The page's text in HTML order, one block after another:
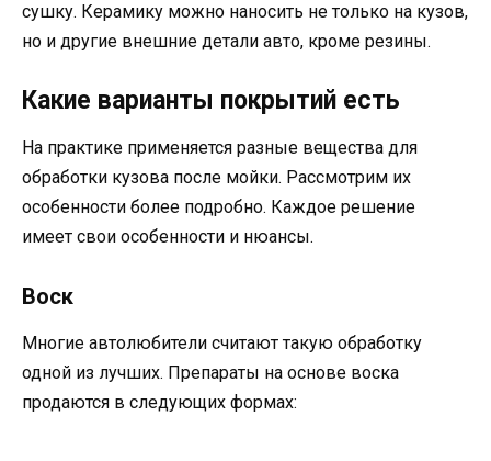
сушку. Керамику можно наносить не только на кузов,
но и другие внешние детали авто, кроме резины.
Какие варианты покрытий есть
На практике применяется разные вещества для
обработки кузова после мойки. Рассмотрим их
особенности более подробно. Каждое решение
имеет свои особенности и нюансы.
Воск
Многие автолюбители считают такую обработку
одной из лучших. Препараты на основе воска
продаются в следующих формах: